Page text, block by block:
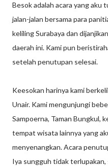
Besok adalah acara yang aku
jalan-jalan bersama para
keliling Surabaya dan
daerah ini. Kami pun
setelah penutupan selesai.
Keesokan harinya kami
Unair. Kami mengunjungi
Sampoerna, Taman Bungkul,
tempat wisata lainnya yang
menyenangkan. Acara
Iya sungguh tidak